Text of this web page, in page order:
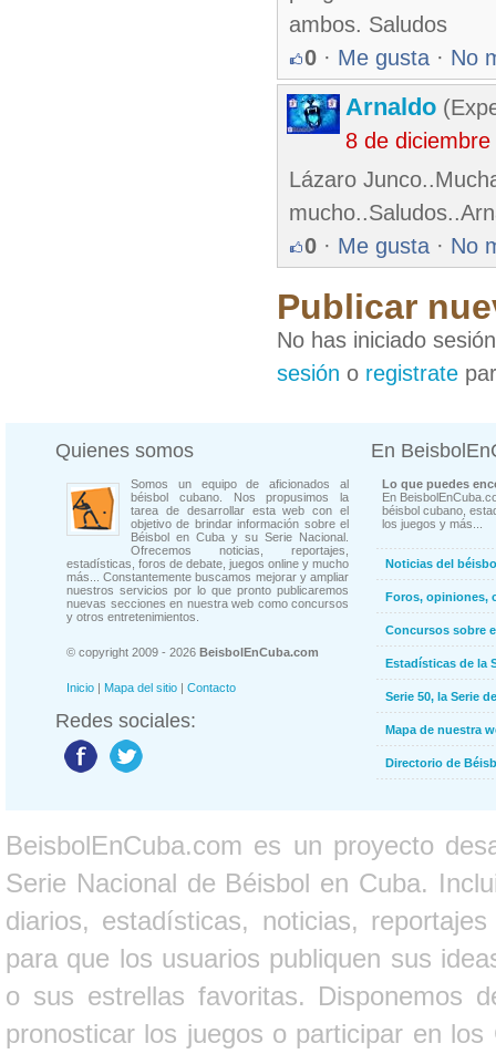
ambos. Saludos
0 · Me gusta · No
Arnaldo
8 de
Lázaro
0 · Me gusta · No
Publicar
No has iniciado
sesión o registrate
Quienes somos
Somos un equipo de aficionados al
béisbol cubano. Nos propusimos la
tarea de desarrollar esta web con el
objetivo de brindar información sobre el
Béisbol en Cuba y su Serie Nacional.
Ofrecemos noticias, reportajes,
estadísticas, foros de debate, juegos online y mucho
más... Constantemente buscamos mejorar y ampliar
nuestros servicios por lo que pronto publicaremos
nuevas secciones en nuestra web como concursos
y otros entretenimientos.
© copyright 2009 - 2026 BeisbolEnCuba.com
Inicio | Mapa del sitio | Contacto
Redes sociales:
En
Lo que puedes
En
béisbol cubano,
los juegos y más...
Noticias del
Foros, opiniones,
Concursos sobre
Estadísticas de la
Serie 50, la Serie
Mapa de nuestra
Directorio de
BeisbolEnCuba.com es un proyecto
Serie Nacional de Béisbol en Cuba.
diarios, estadísticas, noticias,
para que los usuarios publiquen sus
o sus estrellas favoritas. Disponemos
pronosticar los juegos o participar en